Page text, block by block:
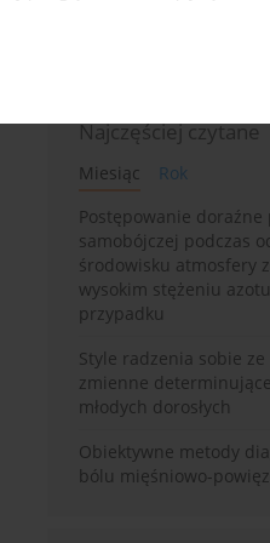
Najczęściej czytane
Miesiąc
Rok
Postępowanie
samobójczej podczas
środowisku atmosfery
wysokim stężeniu
przypadku
Style radzenia sobie
zmienne
młodych dorosłych
Obiektywne metody
bólu mięśniowo-